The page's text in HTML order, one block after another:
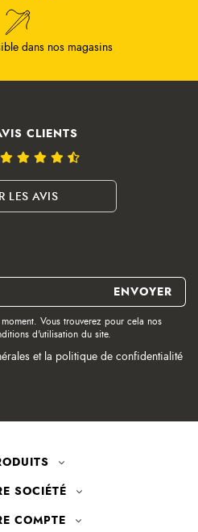
dans nos magasins
CLIENTS
LES AVIS
Vous trouverez pour cela nos
d'utilisation du site.
et la politique de confidentialité
SOCIÉTÉ
COMPTE